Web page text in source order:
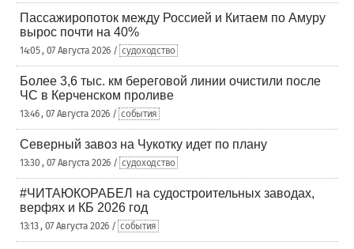
Пассажиропоток между Россией и Китаем по Амуру
вырос почти на 40%
14:05 , 07 Августа 2026 / судоходство
Более 3,6 тыс. км береговой линии очистили после
ЧС в Керченском проливе
13:46 , 07 Августа 2026 / события
Северный завоз на Чукотку идет по плану
13:30 , 07 Августа 2026 / судоходство
#ЧИТАЮКОРАБЕЛ на судостроительных заводах,
верфях и КБ 2026 год
13:13 , 07 Августа 2026 / события